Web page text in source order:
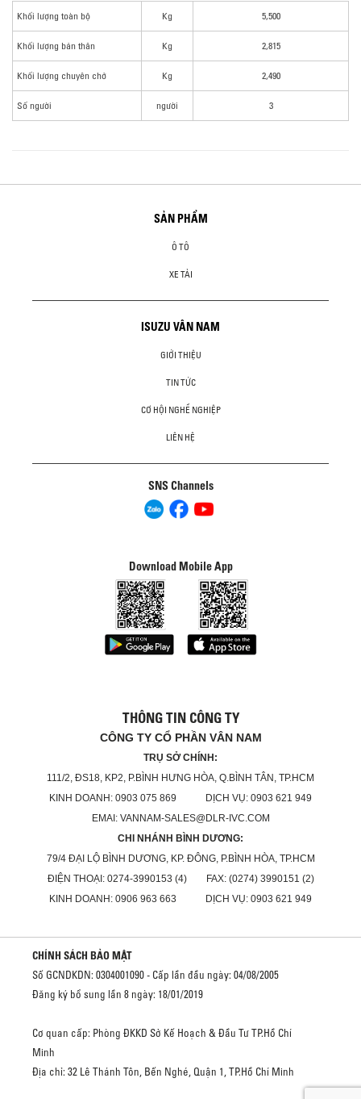
Khối lượng toàn bộ Kg 5,500
Khối lượng bản thân Kg 2,815
Khối lượng chuyên chở Kg 2,490
Số người người 3
SẢN PHẨM
Ô TÔ
XE TẢI
ISUZU VÂN NAM
GIỚI THIỆU
TIN TỨC
CƠ HỘI NGHỀ NGHIỆP
LIÊN HỆ
SNS Channels
Download Mobile App
THÔNG TIN CÔNG TY
CÔNG TY CỔ PHẦN VÂN NAM
TRỤ SỞ CHÍNH:
111/2, ĐS18, KP2, P.BÌNH HƯNG HÒA, Q.BÌNH TÂN, TP.HCM
KINH DOANH: 0903 075 869 DỊCH VỤ: 0903 621 949
EMAI: VANNAM-SALES@DLR-IVC.COM
CHI NHÁNH BÌNH DƯƠNG:
79/4 ĐẠI LỘ BÌNH DƯƠNG, KP. ĐÔNG, P.BÌNH HÒA, TP.HCM
ĐIỆN THOẠI: 0274-3990153 (4) FAX: (0274) 3990151 (2)
KINH DOANH: 0906 963 663 DỊCH VỤ: 0903 621 949
CHÍNH SÁCH BẢO MẬT
Số GCNDKDN: 0304001090 - Cấp lần đầu ngày: 04/08/2005
Đăng ký bổ sung lần 8 ngày: 18/01/2019
Cơ quan cấp: Phòng ĐKKD Sở Kế Hoạch & Đầu Tư TP.Hồ Chí
Minh
Địa chỉ: 32 Lê Thánh Tôn, Bến Nghé, Quận 1, TP.Hồ Chí Minh